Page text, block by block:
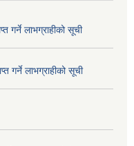
गर्ने लाभग्राहीको सूची
गर्ने लाभग्राहीको सूची